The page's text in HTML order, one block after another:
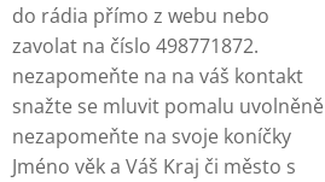
do rádia přímo z webu nebo
zavolat na číslo 498771872.
nezapomeňte na na váš kontakt
snažte se mluvit pomalu uvolněně
nezapomeňte na svoje koníčky
Jméno věk a Váš Kraj či město s